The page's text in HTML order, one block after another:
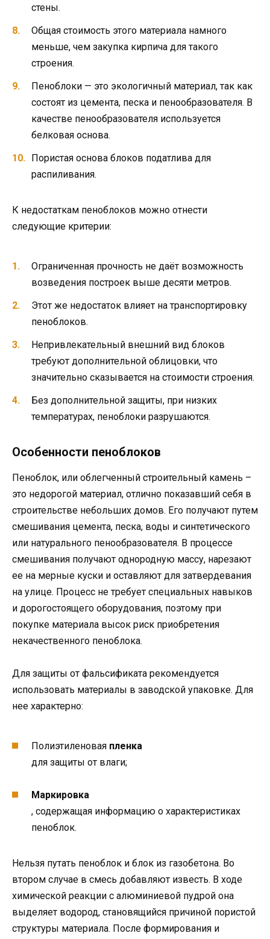
стены.
Общая стоимость этого материала намного
меньше, чем закупка кирпича для такого
строения.
Пеноблоки — это экологичный материал, так как
состоят из цемента, песка и пенообразователя. В
качестве пенообразователя используется
белковая основа.
Пористая основа блоков податлива для
распиливания.
К недостаткам пеноблоков можно отнести
следующие критерии:
Ограниченная прочность не даёт возможность
возведения построек выше десяти метров.
Этот же недостаток влияет на транспортировку
пеноблоков.
Непривлекательный внешний вид блоков
требуют дополнительной облицовки, что
значительно сказывается на стоимости строения.
Без дополнительной защиты, при низких
температурах, пеноблоки разрушаются.
Особенности пеноблоков
Пеноблок, или облегченный строительный камень –
это недорогой материал, отлично показавший себя в
строительстве небольших домов. Его получают путем
смешивания цемента, песка, воды и синтетического
или натурального пенообразователя. В процессе
смешивания получают однородную массу, нарезают
ее на мерные куски и оставляют для затвердевания
на улице. Процесс не требует специальных навыков
и дорогостоящего оборудования, поэтому при
покупке материала высок риск приобретения
некачественного пеноблока.
Для защиты от фальсификата рекомендуется
использовать материалы в заводской упаковке. Для
нее характерно:
Полиэтиленовая пленка
для защиты от влаги;
Маркировка
, содержащая информацию о характеристиках
пеноблок.
Нельзя путать пеноблок и блок из газобетона. Во
втором случае в смесь добавляют известь. В ходе
химической реакции с алюминиевой пудрой она
выделяет водород, становящийся причиной пористой
структуры материала. После формирования и